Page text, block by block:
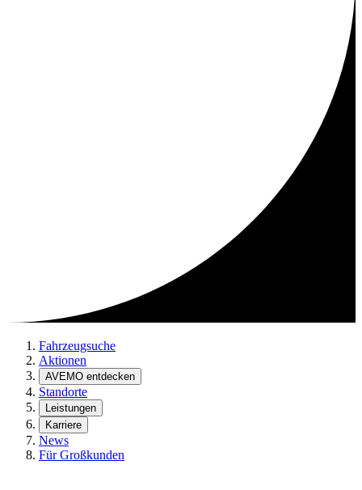
Fahrzeugsuche
Aktionen
AVEMO entdecken
Standorte
Leistungen
Karriere
News
Für Großkunden